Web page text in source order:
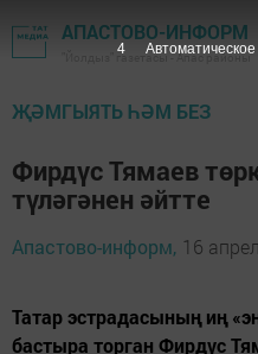
АПАСТОВО-ИНФОРМ
"Йолдыз" газетасы - Апас районы
ҖӘМГЫЯТЬ ҺӘМ БЕЗ
Фирдүс Тямаев
түләгәнен әйтте
Апастово-информ, 16
Татар эстрадасының иң
бастыра торган Фирдүс
2